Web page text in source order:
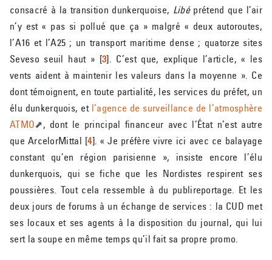
consacré à la transition dunkerquoise, Libéprétend que l’air
n’y est « pas si pollué que ça » malgré « deux autoroutes,
l’A16 et l’A25 ; un transport maritime dense ; quatorze sites
Seveso seuil haut » [3] . C’est que, explique l’article, « les
vents aident à maintenir les valeurs dans la moyenne ». Ce
dont témoignent, en toute partialité, les services du préfet, un
élu dunkerquois, et l’agence de surveillance de l’atmosphère
ATMO
, dont le principal financeur avec l’État n’est autre
que ArcelorMittal [4]. « Je préfère vivre ici avec ce balayage
constant qu’en région parisienne », insiste encore l’élu
dunkerquois, qui se fiche que les Nordistes respirent ses
poussières. Tout cela ressemble à du publireportage. Et les
deux jours de forums à un échange de services : la CUD met
ses locaux et ses agents à la disposition du journal, qui lui
sert la soupe en même temps qu’il fait sa propre promo.